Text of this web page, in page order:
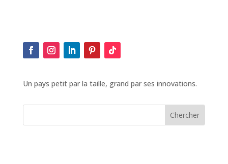
Un pays petit par la taille, grand par ses innovations.